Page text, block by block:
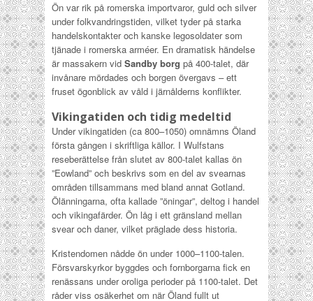
Ön var rik på romerska importvaror, guld och silver
under folkvandringstiden, vilket tyder på starka
handelskontakter och kanske legosoldater som
tjänade i romerska arméer. En dramatisk händelse
är massakern vid Sandby borg på 400-talet, där
invånare mördades och borgen övergavs – ett
fruset ögonblick av våld i järnålderns konflikter.
Vikingatiden och tidig medeltid
Under vikingatiden (ca 800–1050) omnämns Öland
första gången i skriftliga källor. I Wulfstans
reseberättelse från slutet av 800-talet kallas ön
”Eowland” och beskrivs som en del av svearnas
områden tillsammans med bland annat Gotland.
Ölänningarna, ofta kallade ”öningar”, deltog i handel
och vikingafärder. Ön låg i ett gränsland mellan
svear och daner, vilket präglade dess historia.
Kristendomen nådde ön under 1000–1100-talen.
Försvarskyrkor byggdes och fornborgarna fick en
renässans under oroliga perioder på 1100-talet. Det
råder viss osäkerhet om när Öland fullt ut